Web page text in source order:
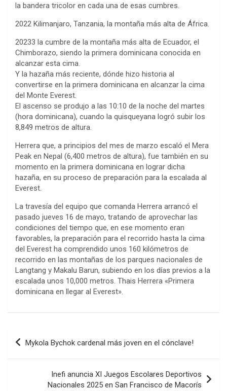
la bandera tricolor en cada una de esas cumbres.
2022 Kilimanjaro, Tanzania, la montaña más alta de África.
20233 la cumbre de la montaña más alta de Ecuador, el
Chimborazo, siendo la primera dominicana conocida en
alcanzar esta cima.
Y la hazaña más reciente, dónde hizo historia al
convertirse en la primera dominicana en alcanzar la cima
del Monte Everest.
El ascenso se produjo a las 10:10 de la noche del martes
(hora dominicana), cuando la quisqueyana logró subir los
8,849 metros de altura.
Herrera que, a principios del mes de marzo escaló el Mera
Peak en Nepal (6,400 metros de altura), fue también en su
momento en la primera dominicana en lograr dicha
hazaña, en su proceso de preparación para la escalada al
Everest.
La travesía del equipo que comanda Herrera arrancó el
pasado jueves 16 de mayo, tratando de aprovechar las
condiciones del tiempo que, en ese momento eran
favorables, la preparación para el recorrido hasta la cima
del Everest ha comprendido unos 160 kilómetros de
recorrido en las montañas de los parques nacionales de
Langtang y Makalu Barun, subiendo en los días previos a la
escalada unos 10,000 metros. Thais Herrera «Primera
dominicana en llegar al Everest».
Navegación
de
Mykola Bychok cardenal más joven en el cónclave!
Inefi anuncia XI Juegos Escolares Deportivos
Nacionales 2025 en San Francisco de Macorís